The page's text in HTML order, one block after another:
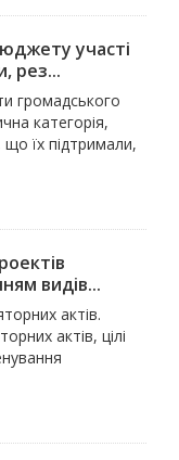
участі
рез...
громадського
категорія,
їх підтримали,
видів...
актів.
актів, цілі